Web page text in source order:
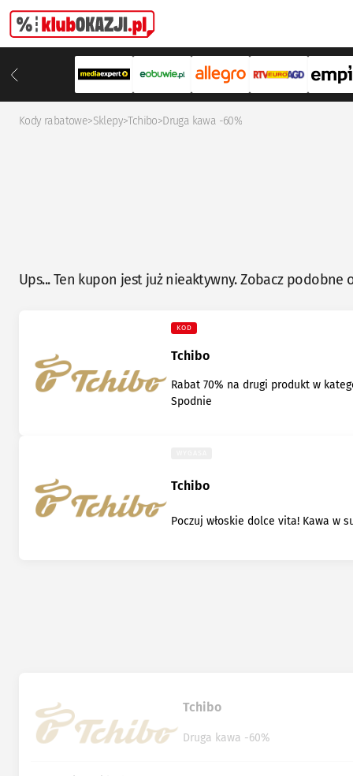
Kody rabatowe>Sklepy>Tchibo>Druga kawa -60%
Ups... Ten kupon jest już nieaktywny. Zobacz podobne
KOD
Tchibo
Rabat 70% na drugi produkt w
Spodnie
Tchibo
Poczuj włoskie dolce vita! Kawa w
Tchibo
Druga kawa -60%